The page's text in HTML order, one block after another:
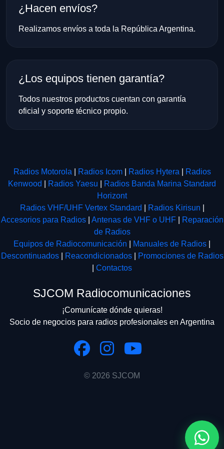
¿Hacen envíos?
Realizamos envíos a toda la República Argentina.
¿Los equipos tienen garantía?
Todos nuestros productos cuentan con garantía
oficial y soporte técnico propio.
Radios Motorola Radios Icom| Radios Hytera
Radios
Kenwood
Radios Yaesu
Radios Banda Marina Standard
Horizont
Radios VHF/UHF Vertex Standard
Radios Kirisun
Accesorios para Radios| Antenas de VHF o UHF|
Reparación
de Radios
Equipos de Radiocomunicación
Manuales de Radios
Descontinuados| Reacondicionados|
Promociones de Radios
Contactos
SJCOM Radiocomunicaciones
¡Comunícate dónde quieras!
Socio de negocios para radios profesionales en Argentina
© 2026 SJCOM